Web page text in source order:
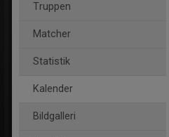
Truppen
Matcher
Statistik
Kalender
Bildgalleri